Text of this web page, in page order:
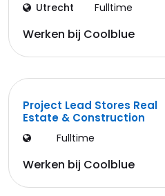
Utrecht Fulltime
Werken bij Coolblue
Project Lead Stores Real
Estate & Construction
Fulltime
Werken bij Coolblue